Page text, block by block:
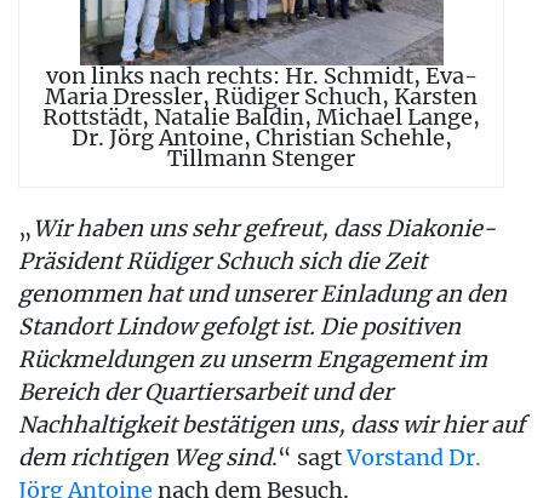
von links nach rechts: Hr. Schmidt, Eva-
Maria Dressler, Rüdiger Schuch, Karsten
Rottstädt, Natalie Baldin, Michael Lange,
Dr. Jörg Antoine, Christian Schehle,
Tillmann Stenger
„ Wir haben uns sehr gefreut, dass Diakonie-
Präsident Rüdiger Schuch sich die Zeit
genommen hat und unserer Einladung an den
Standort Lindow gefolgt ist. Die positiven
Rückmeldungen zu unserm Engagement im
Bereich der Quartiersarbeit und der
Nachhaltigkeit bestätigen uns, dass wir hier auf
dem richtigen Weg sind.“ sagtVorstand Dr.
Jörg Antoine nach dem Besuch.